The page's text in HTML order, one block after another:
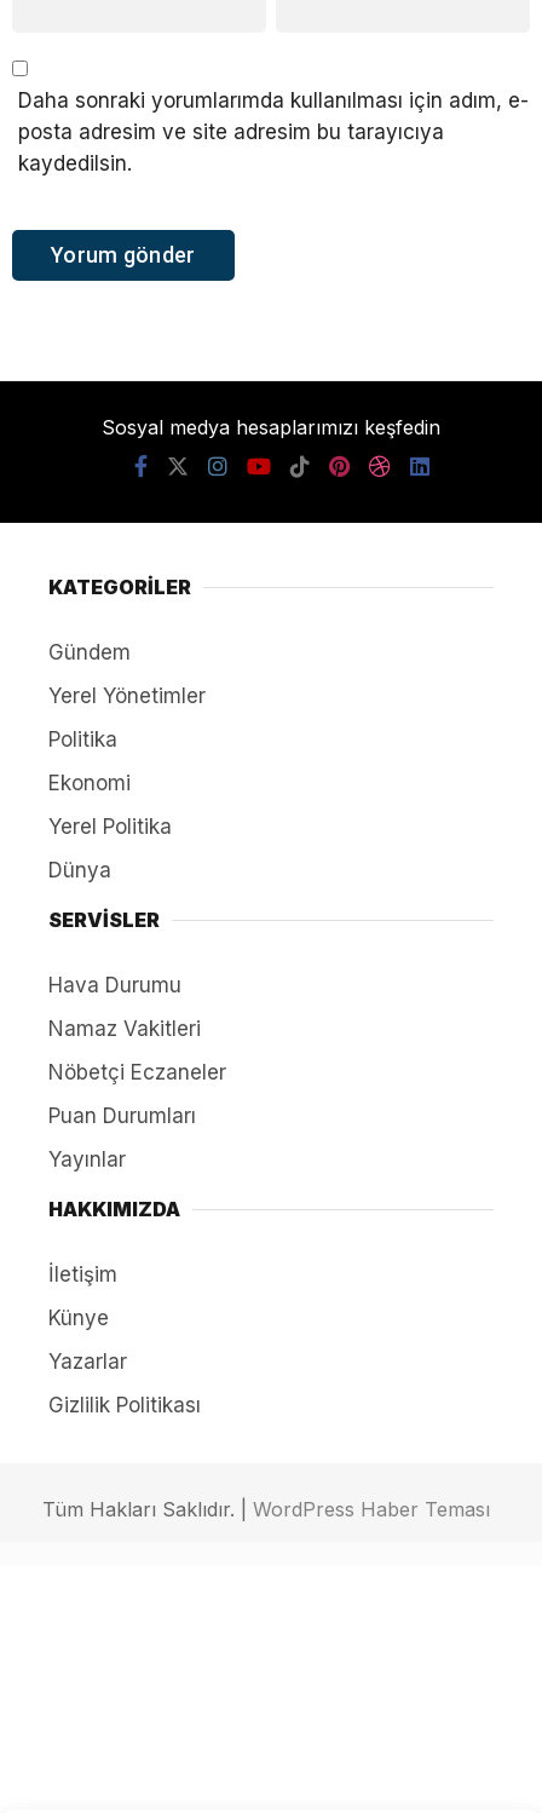
Daha sonraki yorumlarımda kullanılması için adım, e-
posta adresim ve site adresim bu tarayıcıya
kaydedilsin.
Sosyal medya hesaplarımızı keşfedin
KATEGORİLER
Gündem
Yerel Yönetimler
Politika
Ekonomi
Yerel Politika
Dünya
SERVİSLER
Hava Durumu
Namaz Vakitleri
Nöbetçi Eczaneler
Puan Durumları
Yayınlar
HAKKIMIZDA
İletişim
Künye
Yazarlar
Gizlilik Politikası
Tüm Hakları Saklıdır. | WordPress Haber Teması